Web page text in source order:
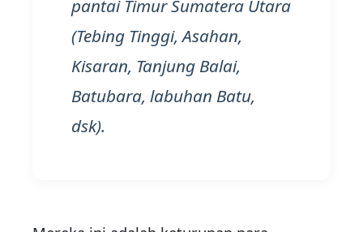
pantai Timur Sumatera Utara
(Tebing Tinggi, Asahan,
Kisaran, Tanjung Balai,
Batubara, labuhan Batu,
dsk).